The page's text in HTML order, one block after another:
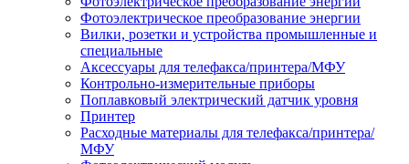
Фотоэлектрическое преобразование энергии
Вилки, розетки и устройства промышленные и
специальные
Аксессуары для телефакса/принтера/МФУ
Контрольно-измерительные приборы
Поплавковый электрический датчик уровня
Принтер
Расходные материалы для телефакса/принтера/
МФУ